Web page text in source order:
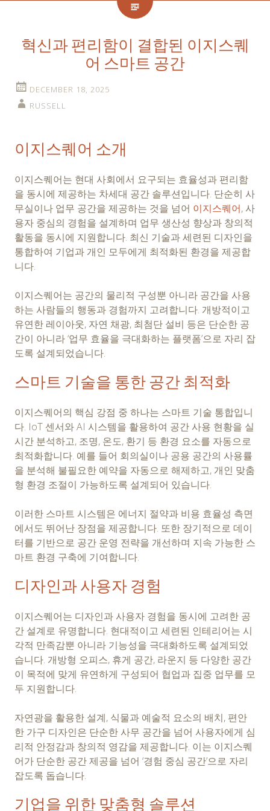
혁신과 편리함이 결합된 이지스퀘
어 스마트 공간
DECEMBER 18, 2025
RUSSELL
이지스퀘어 소개
이지스퀘어는 현대 사회에서 요구되는 효율성과 편리함
을 동시에 제공하는 차세대 공간 솔루션입니다. 단순히 사
무실이나 업무 공간을 제공하는 것을 넘어 이지스퀘어, 사
용자 중심의 경험을 설계하며 업무 생산성 향상과 창의적
활동을 동시에 지원합니다. 최신 기술과 세련된 디자인을
통합하여 기업과 개인 모두에게 최적화된 환경을 제공합
니다.
이지스퀘어는 공간의 물리적 구성뿐 아니라 공간을 사용
하는 사람들의 행동과 경험까지 고려합니다. 개방적이고
유연한 레이아웃, 자연 채광, 최첨단 설비 등은 단순한 공
간이 아니라 ‘업무 효율을 극대화하는 플랫폼’으로 자리 잡
도록 설계되었습니다.
스마트 기술을 통한 공간 최적화
이지스퀘어의 핵심 강점 중 하나는 스마트 기술 통합입니
다. IoT 센서와 AI 시스템을 활용하여 공간 사용 현황을 실
시간 분석하고, 조명, 온도, 환기 등 환경 요소를 자동으로
최적화합니다. 예를 들어 회의실이나 공용 공간의 사용률
을 분석해 불필요한 예약을 자동으로 해제하고, 개인 맞춤
형 환경 조절이 가능하도록 설계되어 있습니다.
이러한 스마트 시스템은 에너지 절약과 비용 효율성 측면
에서도 뛰어난 장점을 제공합니다. 또한 장기적으로 데이
터를 기반으로 공간 운영 전략을 개선하며 지속 가능한 스
마트 환경 구축에 기여합니다.
디자인과 사용자 경험
이지스퀘어는 디자인과 사용자 경험을 동시에 고려한 공
간 설계로 유명합니다. 현대적이고 세련된 인테리어는 시
각적 만족감뿐 아니라 기능성을 극대화하도록 설계되었
습니다. 개방형 오피스, 휴게 공간, 라운지 등 다양한 공간
이 목적에 맞게 유연하게 구성되어 협업과 집중 업무를 모
두 지원합니다.
자연광을 활용한 설계, 식물과 예술적 요소의 배치, 편안
한 가구 디자인은 단순한 사무 공간을 넘어 사용자에게 심
리적 안정감과 창의적 영감을 제공합니다. 이는 이지스퀘
어가 단순한 공간 제공을 넘어 ‘경험 중심 공간’으로 자리
잡도록 돕습니다.
기업을 위한 맞춤형 솔루션